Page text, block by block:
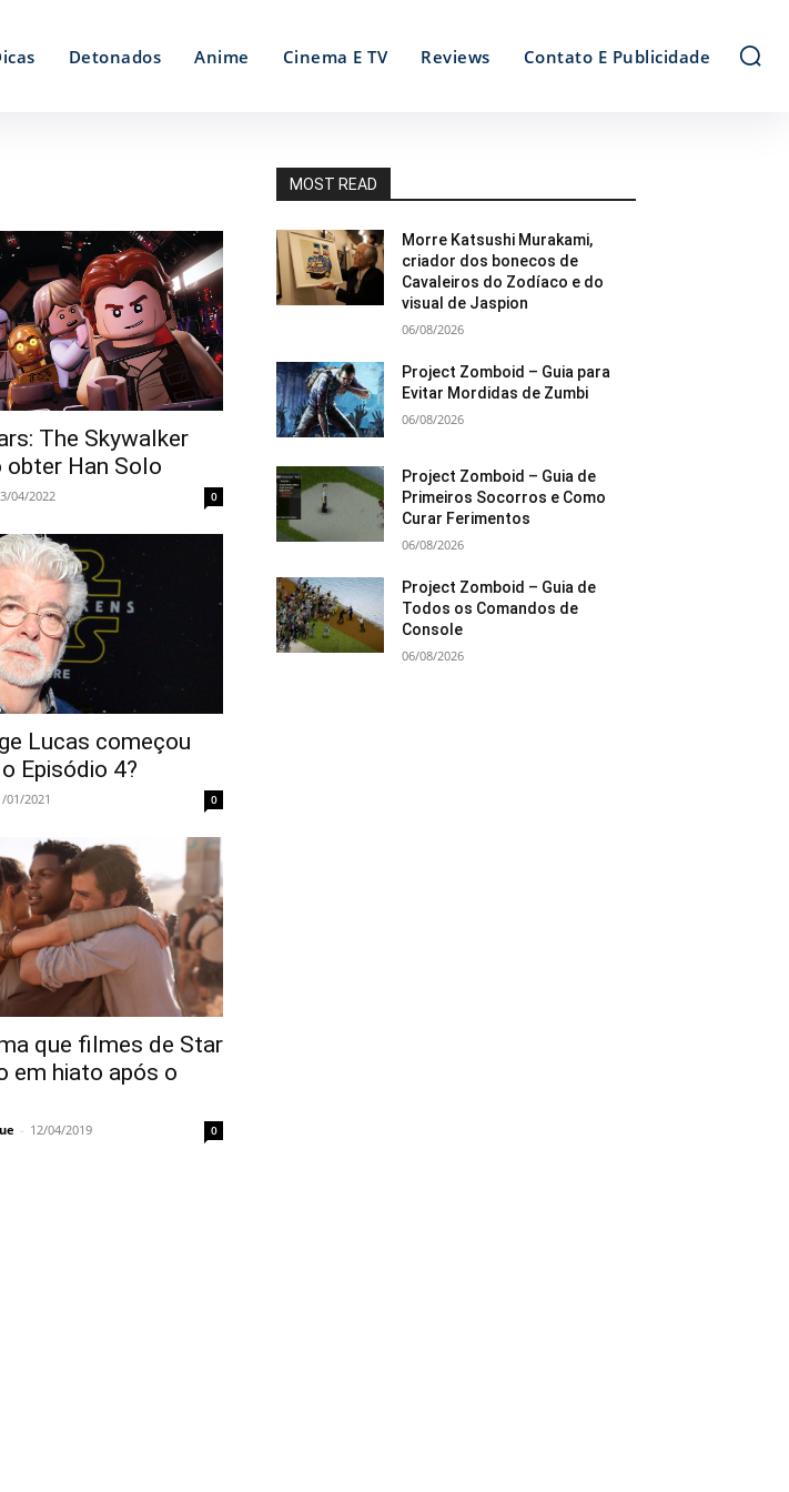
Detonados Anime Cinema E TV Reviews Contato E Publicidade
The Skywalker
obter Han Solo
04/2022 0
Lucas começou
Episódio 4?
01/2021 0
que filmes de Star
em hiato após o
- 12/04/2019 0
MOST READ
Morre Katsushi Murakami,
criador dos bonecos de
Cavaleiros do Zodíaco e do
visual de Jaspion
06/08/2026
Project Zomboid – Guia para
Evitar Mordidas de Zumbi
06/08/2026
Project Zomboid – Guia de
Primeiros Socorros e Como
Curar Ferimentos
06/08/2026
Project Zomboid – Guia de
Todos os Comandos de
Console
06/08/2026